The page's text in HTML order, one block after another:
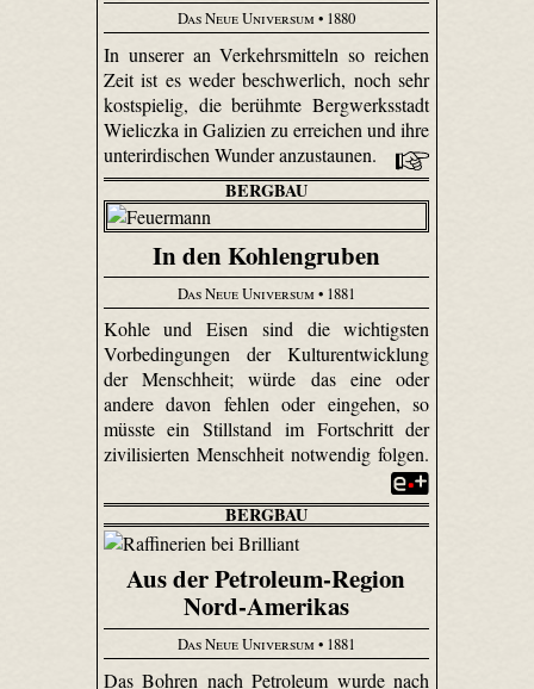
Das Neue Universum• 1880
In unserer an Verkehrsmitteln so reichen
Zeit ist es weder beschwerlich, noch sehr
kostspielig, die berühmte Bergwerksstadt
Wieliczka in Galizien zu erreichen und ihre
unterirdischen Wunder anzu­staunen.
BERGBAU
In den Kohlengruben
Das Neue Universum • 1881
Kohle und Eisen sind die wichtigsten
Vorbedingungen der Kulturentwicklung
der Menschheit; würde das eine oder
andere davon fehlen oder eingehen, so
müsste ein Stillstand im Fortschritt der
zivilisierten Menschheit notwendig folgen.
BERGBAU
Aus der Petroleum-Region
Nord-Amerikas
Das Neue Universum• 1881
Das Bohren nach Petroleum wurde nach